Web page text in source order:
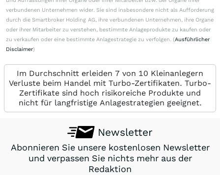
verbundenen Unternehmen wider. Sie sind insbesondere nicht als Aufforderung
durch die Smartbroker Holding AG, ihre verbundenen Unternehmen, ihre Organe
oder ihrer Mitarbeiter zu verstehen, bestimmte Anlageprodukte zu kaufen oder
zu verkaufen oder eine bestimmte Anlagestrategie zu verfolgen. (Ausführlicher
Disclaimer)
Im Durchschnitt erleiden 7 von 10 Kleinanlegern
Verluste beim Handel mit Turbo-Zertifikaten. Turbo-
Zertifikate sind hoch risikoreiche Produkte und
nicht für langfristige Anlagestrategien geeignet.
Newsletter
Abonnieren Sie unsere kostenlosen Newsletter
und verpassen Sie nichts mehr aus der
Redaktion